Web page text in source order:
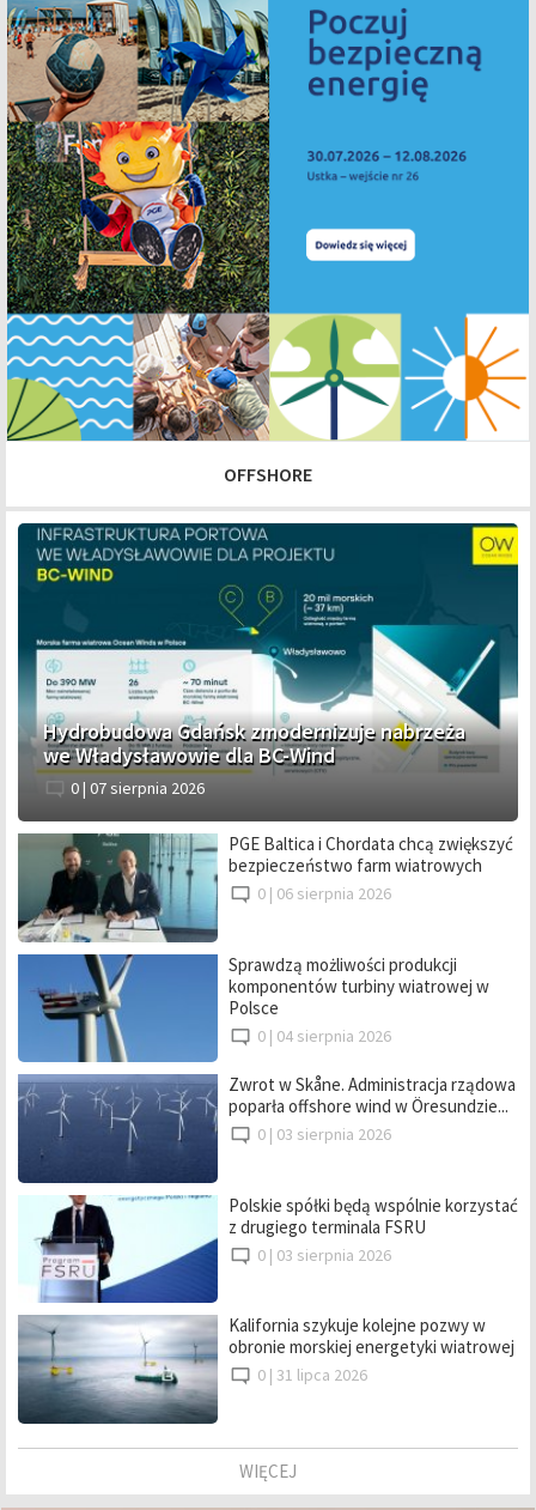
OFFSHORE
Hydrobudowa Gdańsk zmodernizuje nabrzeża
we Władysławowie dla BC-Wind
0 | 07 sierpnia 2026
PGE Baltica i Chordata chcą zwiększyć
bezpieczeństwo farm wiatrowych
0 | 06 sierpnia 2026
Sprawdzą możliwości produkcji
komponentów turbiny wiatrowej w
Polsce
0 | 04 sierpnia 2026
Zwrot w Skåne. Administracja rządowa
poparła offshore wind w Öresundzie...
0 | 03 sierpnia 2026
Polskie spółki będą wspólnie korzystać
z drugiego terminala FSRU
0 | 03 sierpnia 2026
Kalifornia szykuje kolejne pozwy w
obronie morskiej energetyki wiatrowej
0 | 31 lipca 2026
WIĘCEJ